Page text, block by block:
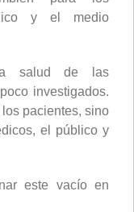
y el medio
salud de las
investigados.
pacientes, sino
el público y
este vacío en